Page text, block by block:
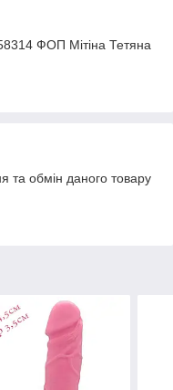
ФОП Мітіна Тетяна
та обмін даного товару